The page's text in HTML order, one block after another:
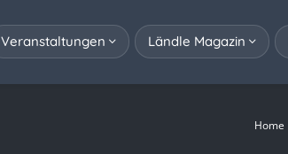
Veranstaltungen Ländle Magazin
Home